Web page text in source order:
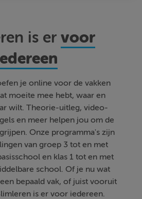
is ervoor
je online voor de vakken
moeite mee hebt, waar en
wilt. Theorie-uitleg, video-
en meer helpen jou om de
Onze programma's zijn
van groep 3 tot en met
en klas 1 tot en met
school. Of je nu wat
bepaald vak, of juist vooruit
is er voor iedereen.